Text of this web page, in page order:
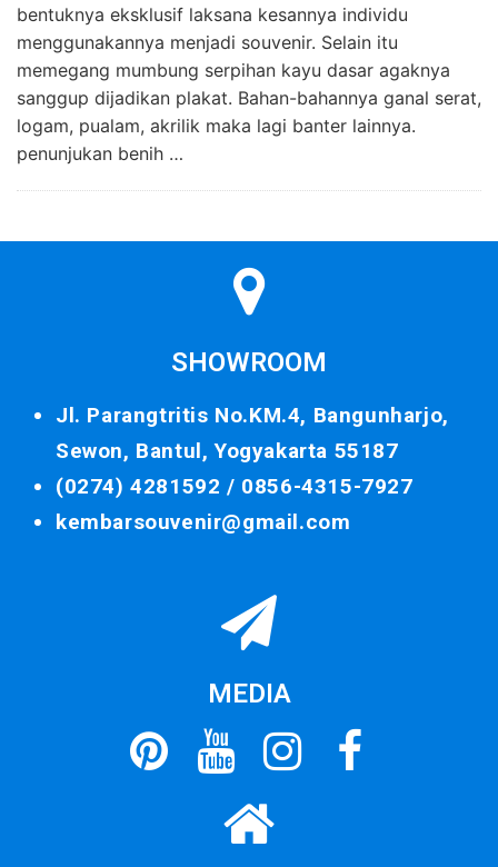
bentuknya eksklusif laksana kesannya individu
menggunakannya menjadi souvenir. Selain itu
memegang mumbung serpihan kayu dasar agaknya
sanggup dijadikan plakat. Bahan-bahannya ganal serat,
logam, pualam, akrilik maka lagi banter lainnya.
penunjukan benih …
SHOWROOM
Jl. Parangtritis No.KM.4, Bangunharjo,
Sewon, Bantul, Yogyakarta 55187
(0274) 4281592 / 0856-4315-7927
kembarsouvenir@gmail.com
MEDIA